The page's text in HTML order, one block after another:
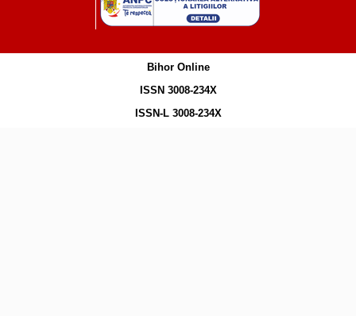
Bihor Online
ISSN 3008-234X
ISSN-L 3008-234X